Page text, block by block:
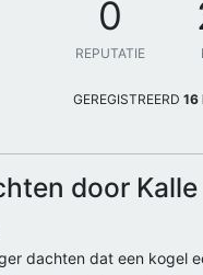
0
REPUTATIE
GEREGISTREERD 16
door Kalle
dachten dat een kogel